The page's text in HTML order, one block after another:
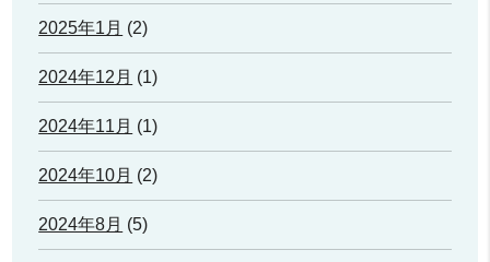
2025年1月 (2)
2024年12月 (1)
2024年11月 (1)
2024年10月 (2)
2024年8月 (5)